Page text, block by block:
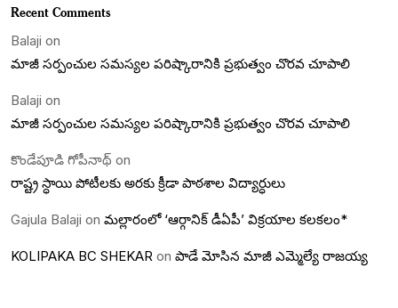
Recent Comments
Balaji on
మాజీ సర్పంచుల సమస్యల పరిష్కారానికి ప్రభుత్వం చొరవ చూపాలి
Balaji on
మాజీ సర్పంచుల సమస్యల పరిష్కారానికి ప్రభుత్వం చొరవ చూపాలి
కొండేపూడి గోపీనాథ్ on
రాష్ట్ర స్ధాయి పోటీలకు అరకు క్రీడా పాఠశాల విద్యార్ధులు
Gajula Balaji on మల్లారంలో ‘ఆర్గానిక్ డీఏపీ’ విక్రయాల కలకలం*
KOLIPAKA BC SHEKAR on పాడే మోసిన మాజీ ఎమ్మెల్యే రాజయ్య